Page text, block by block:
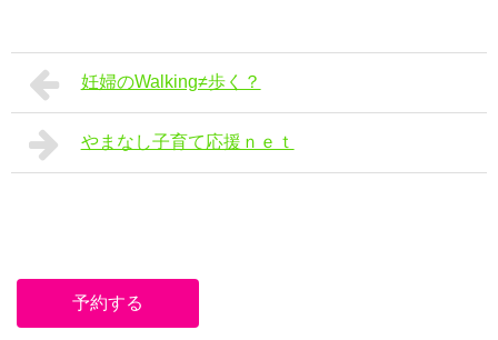
妊婦のWalking≠歩く？
やまなし子育て応援ｎｅｔ
予約する